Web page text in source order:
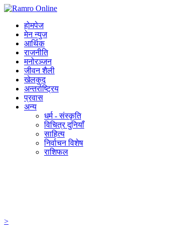
होमपेज
मेन न्युज
आर्थिक
राजनीति
मनोरञ्जन
जीवन शैली
खेलकुद
अन्तर्राष्ट्रिय
प्रवास
अन्य
धर्म - संस्कृति
विचित्र दुनियाँ
साहित्य
निर्वाचन विशेष
राशिफल
>